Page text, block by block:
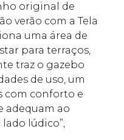
original de
verão com a Tela
uma área de
para terraços,
traz o gazebo
de uso, um
com conforto e
adequam ao
lúdico”,